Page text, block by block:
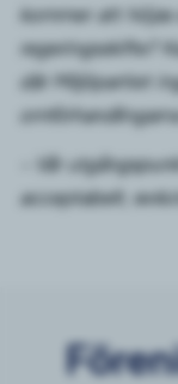
kommer att
regeringsskifte?
där Miljöpartiet
– Vår
acceptabelt ,